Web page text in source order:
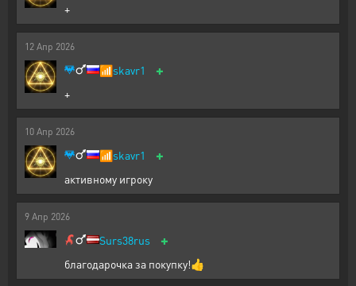
+
12 Апр 2026
📶skavr1 +
+
10 Апр 2026
📶skavr1 +
активному игроку
9 Апр 2026
Surs38rus +
благодарочка за покупку!👍